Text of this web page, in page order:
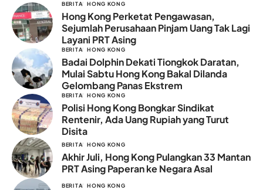
BERITA HONG KONG
Hong Kong Perketat Pengawasan,
Sejumlah Perusahaan Pinjam Uang Tak Lagi
Layani PRT Asing
BERITA HONG KONG
Badai Dolphin Dekati Tiongkok Daratan,
Mulai Sabtu Hong Kong Bakal Dilanda
Gelombang Panas Ekstrem
BERITA HONG KONG
Polisi Hong Kong Bongkar Sindikat
Rentenir, Ada Uang Rupiah yang Turut
Disita
BERITA HONG KONG
Akhir Juli, Hong Kong Pulangkan 33 Mantan
PRT Asing Paperan ke Negara Asal
BERITA HONG KONG